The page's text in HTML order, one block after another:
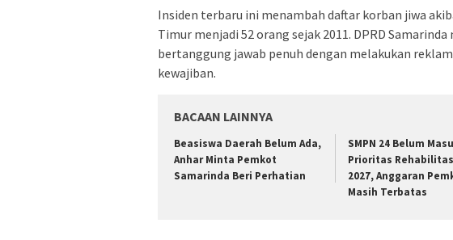
Insiden terbaru ini menambah daftar korban jiwa
Timur menjadi 52 orang sejak 2011. DPRD
bertanggung jawab penuh dengan melakukan
kewajiban.
BACAAN LAINNYA
Beasiswa Daerah Belum Ada,
Anhar Minta Pemkot
Samarinda Beri Perhatian
SMPN 24 Belum
Prioritas
2027, Anggaran
Masih Terbatas